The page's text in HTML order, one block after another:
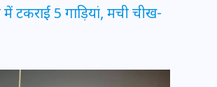
5 गाड़ियां, मची चीख-